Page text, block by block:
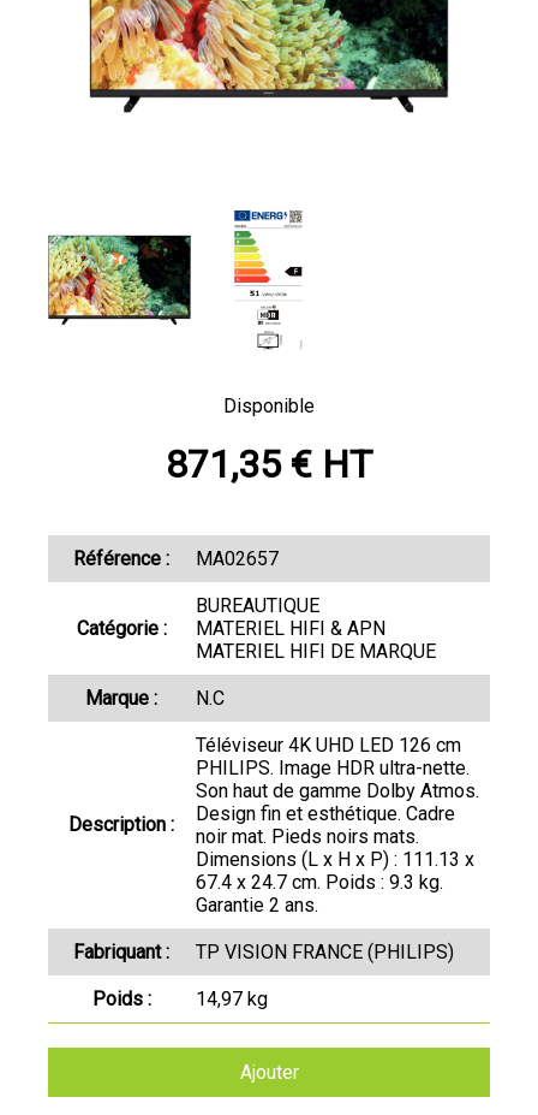
Disponible
871,35 € HT
Référence : MA02657
Catégorie :
BUREAUTIQUE
MATERIEL HIFI & APN
MATERIEL HIFI DE MARQUE
Marque : N.C
Description :
Téléviseur 4K UHD LED 126 cm
PHILIPS. Image HDR ultra-nette.
Son haut de gamme Dolby Atmos.
Design fin et esthétique. Cadre
noir mat. Pieds noirs mats.
Dimensions (L x H x P) : 111.13 x
67.4 x 24.7 cm. Poids : 9.3 kg.
Garantie 2 ans.
Fabriquant : TP VISION FRANCE (PHILIPS)
Poids : 14,97 kg
Ajouter